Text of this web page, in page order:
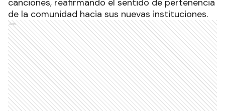
canciones, reafirmando el sentido de pertenencia
de la comunidad hacia sus nuevas instituciones.
Ads